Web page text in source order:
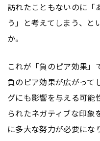
訪れたこともないのに「
う」と考えてしまう、と
か。
これが「負のピア効果」
負のピア効果が広がって
グにも影響を与える可能
られたネガティブな印象
に多大な努力が必要にな